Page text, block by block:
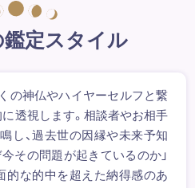
定スタイル
の神仏やハイヤーセルフと繋
透視します。相談者やお相手
し、過去世の因縁や未来予知
その問題が起きているのか」
的な的中を超えた納得感のあ